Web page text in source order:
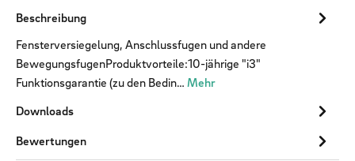
Beschreibung
Fensterversiegelung, Anschlussfugen und andere
BewegungsfugenProduktvorteile:10-jährige "i3"
Funktionsgarantie (zu den Bedin… Mehr
Downloads
Bewertungen